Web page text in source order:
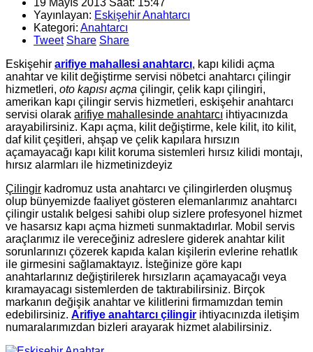
19 Mayıs 2013 Saat: 15:47
Yayınlayan: Eskişehir Anahtarcı
Kategori: Anahtarcı
Tweet Share Share
Eskişehir arifiye mahallesi anahtarcı, kapı kilidi açma
anahtar ve kilit değiştirme servisi nöbetci anahtarcı çilingir
hizmetleri, oto kapısı açma çilingir, çelik kapı çilingiri,
amerikan kapı çilingir servis hizmetleri, eskişehir anahtarcı
servisi olarak arifiye mahallesinde anahtarcı ihtiyacınızda
arayabilirsiniz. Kapı açma, kilit değiştirme, kele kilit, ito kilit,
daf kilit çeşitleri, ahşap ve çelik kapılara hırsızın
açamayacağı kapı kilit koruma sistemleri hırsız kilidi montajı,
hırsız alarmları ile hizmetinizdeyiz
Çilingir kadromuz usta anahtarcı ve çilingirlerden oluşmuş
olup bünyemizde faaliyet gösteren elemanlarımız anahtarcı
çilingir ustalık belgesi sahibi olup sizlere profesyonel hizmet
ve hasarsız kapı açma hizmeti sunmaktadırlar. Mobil servis
araçlarımız ile vereceğiniz adreslere giderek anahtar kilit
sorunlarınızı çözerek kapıda kalan kişilerin evlerine rehatlık
ile girmesini sağlamaktayız. İsteğinize göre kapı
anahtarlarınız değiştirilerek hırsızların açamayacağı veya
kıramayacagı sistemlerden de taktırabilirsiniz. Birçok
markanın değişik anahtar ve kilitlerini firmamızdan temin
edebilirsiniz. Arifiye anahtarcı çilingir ihtiyacınızda iletişim
numaralarımızdan bizleri arayarak hizmet alabilirsiniz.